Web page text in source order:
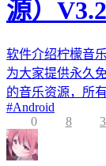
源）
软件介绍柠檬音
为大家提供永久
的音乐资源，所
#Android
0
8